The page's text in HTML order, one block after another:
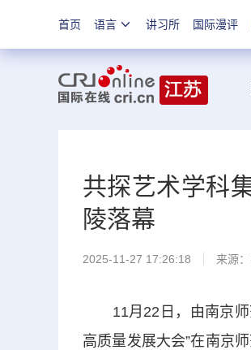
首页 语言 讲习所 国际漫评
共探艺术学科
陵落幕
2025-11-27 17:26:18 来源
11月22日，由南京师
高质量发展大会”在南京